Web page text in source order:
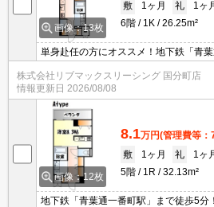
画像：13枚
敷
1ヶ月 礼
1ヶ
6階
1K 26.25m²
単身赴任の方にオススメ！地下鉄「青
分！インターネット無料・経済的な都
ロック・TVインターホン・宅配BOX・
隣には、コンビニ・スーパー・飲食店
株式会社リブマックスリーシング 国分町店
情報更新日 2026/08/08
画像：12枚
8.1万円(管理費等：
敷
1ヶ月 礼
1ヶ
5階
1R 32.13m²
地下鉄「青葉通一番町駅」まで徒歩5分